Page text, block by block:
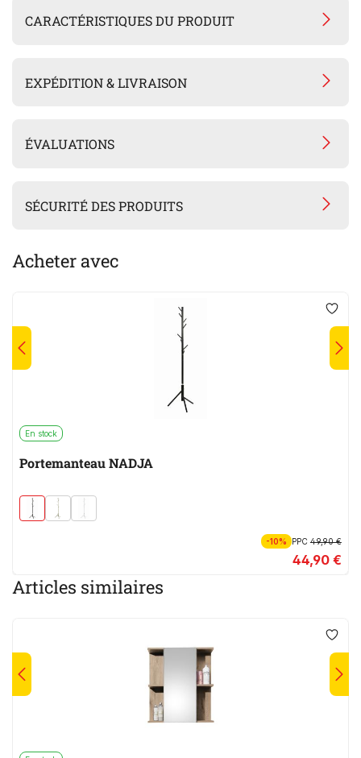
CARACTÉRISTIQUES DU PRODUIT
EXPÉDITION & LIVRAISON
ÉVALUATIONS
SÉCURITÉ DES PRODUITS
Acheter avec
En stock
Portemanteau NADJA
-10% PPC49,90 €
44,90 €
Articles similaires